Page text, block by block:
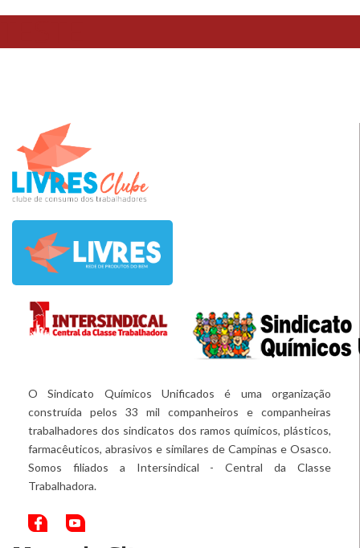
TESTE
O Sindicato Químicos Unificados é uma organização
construída pelos 33 mil companheiros e companheiras
trabalhadores dos sindicatos dos ramos químicos, plásticos,
farmacêuticos, abrasivos e similares de Campinas e Osasco.
Somos filiados a Intersindical - Central da Classe
Trabalhadora.